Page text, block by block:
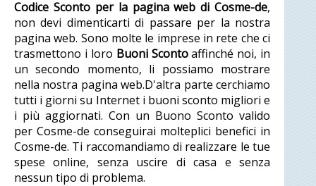
Codice Sconto per la pagina web di Cosme-de,
non devi dimenticarti di passare per la nostra
pagina web. Sono molte le imprese in rete che ci
trasmettono i loro Buoni Scontoaffinché noi, in
un secondo momento, li possiamo mostrare
nella nostra pagina web.D'altra parte cerchiamo
tutti i giorni su Internet i buoni sconto migliori e
i più aggiornati. Con un Buono Sconto valido
per Cosme-de conseguirai molteplici benefici in
Cosme-de. Ti raccomandiamo di realizzare le tue
spese online, senza uscire di casa e senza
nessun tipo di problema.